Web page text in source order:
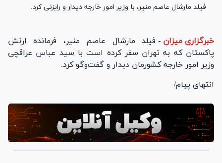
فیلد مارشال عاصم منیر، با وزیر امور خارجه دیدار و رایزنی کرد.
خبرگزاری میزان - فیلد مارشال عاصم منیر، فرمانده ارتش
پاکستان که به تهران سفر کرده است با سید عباس عراقچی
وزیر امور خارجه کشورمان دیدار و گفت‌و‌گو کرد.
انتهای پیام/